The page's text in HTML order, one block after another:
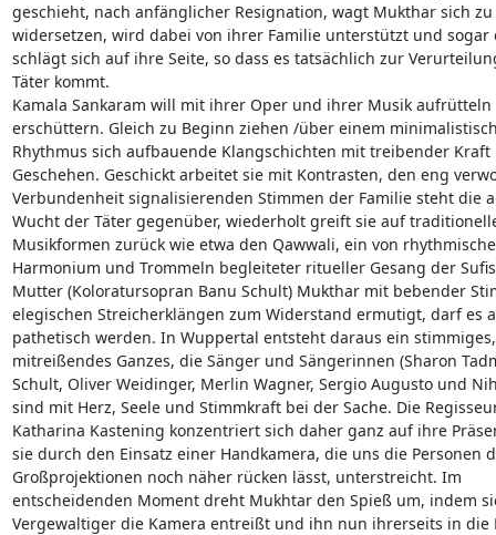
geschieht, nach anfänglicher Resignation, wagt Mukthar sich zu
widersetzen, wird dabei von ihrer Familie unterstützt und
schlägt sich auf ihre Seite, so dass es tatsächlich zur
Täter kommt.
Kamala Sankaram will mit ihrer Oper und ihrer Musik
erschüttern. Gleich zu Beginn ziehen /über einem
Rhythmus sich aufbauende Klangschichten mit treibender
Geschehen. Geschickt arbeitet sie mit Kontrasten, den eng
Verbundenheit signalisierenden Stimmen der Familie steht die
Wucht der Täter gegenüber, wiederholt greift sie auf
Musikformen zurück wie etwa den Qawwali, ein von
Harmonium und Trommeln begleiteter ritueller Gesang der
Mutter (Koloratursopran Banu Schult) Mukthar mit bebender
elegischen Streicherklängen zum Widerstand ermutigt, darf es
pathetisch werden. In Wuppertal entsteht daraus ein
mitreißendes Ganzes, die Sänger und Sängerinnen (Sharon
Schult, Oliver Weidinger, Merlin Wagner, Sergio Augusto und
sind mit Herz, Seele und Stimmkraft bei der Sache. Die
Katharina Kastening konzentriert sich daher ganz auf ihre
sie durch den Einsatz einer Handkamera, die uns die Personen
Großprojektionen noch näher rücken lässt, unterstreicht. Im
entscheidenden Moment dreht Mukhtar den Spieß um, indem
Vergewaltiger die Kamera entreißt und ihn nun ihrerseits in die